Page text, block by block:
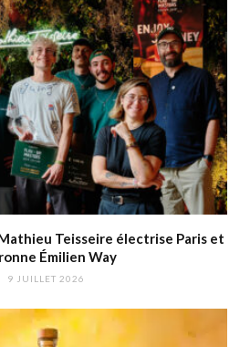
Teisseire électrise Paris et
Émilien Way
9 JUILLET 2026